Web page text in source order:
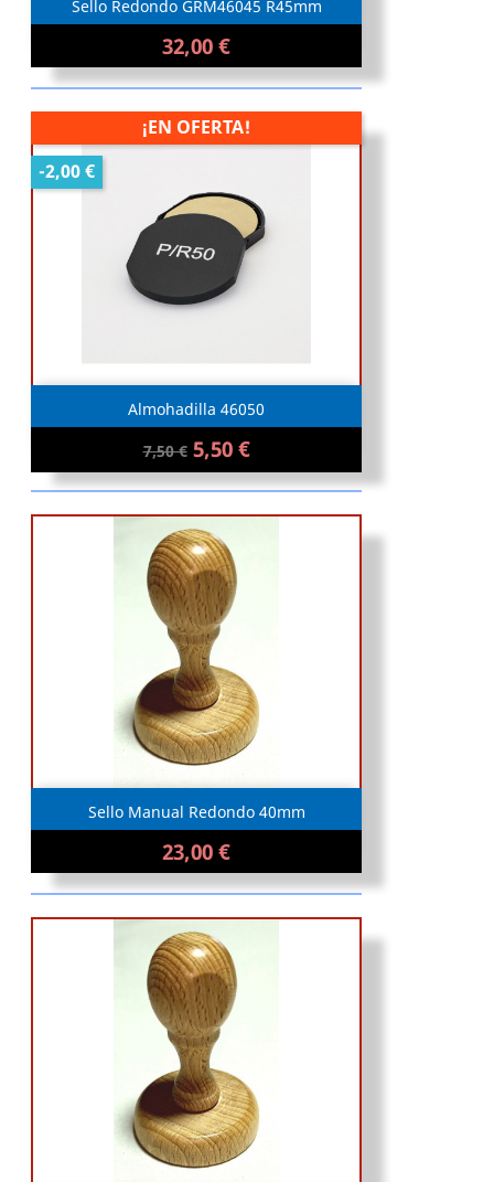
Sello Redondo GRM46045 R45mm
32,00 €
Almohadilla 46050
7,50 € 5,50 €
¡EN OFERTA!
-2,00 €
Sello Manual Redondo 40mm
23,00 €